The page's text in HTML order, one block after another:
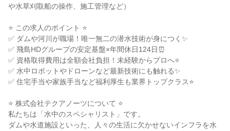
や水草刈取船の操作、施工管理など）
⭐ この求人のポイント ⭐
✅ ダムや河川が職場！唯一無二の潜水技術が身につく✨
✅ 飛島HDグループの安定基盤×年間休日124日⏰
✅ 資格取得費用は全額会社負担！未経験からプロへ⭐
✅ 水中ロボットやドローンなど最新技術にも触れる✨
✅ 住宅手当や家族手当など福利厚生も業界トップクラス⭐
⭐ 株式会社テクアノーツについて ⭐
私たちは「水中のスペシャリスト」です。
ダムや水道施設といった、人々の生活に欠かせないインフラを水